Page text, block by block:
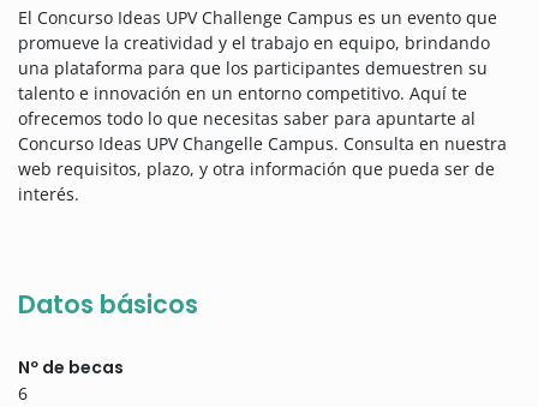
El Concurso Ideas UPV Challenge Campus es un evento que
promueve la creatividad y el trabajo en equipo, brindando
una plataforma para que los participantes demuestren su
talento e innovación en un entorno competitivo. Aquí te
ofrecemos todo lo que necesitas saber para apuntarte al
Concurso Ideas UPV Changelle Campus. Consulta en nuestra
web requisitos, plazo, y otra información que pueda ser de
interés.
Datos básicos
Nº de becas
6